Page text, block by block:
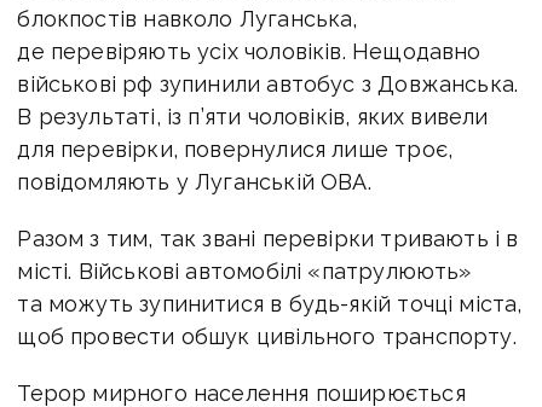
блокпостів навколо Луганська,
де перевіряють усіх чоловіків. Нещодавно
військові рф зупинили автобус з Довжанська.
В результаті, із п’яти чоловіків, яких вивели
для перевірки, повернулися лише троє,
повідомляють у Луганській ОВА.
Разом з тим, так звані перевірки тривають і в
місті. Військові автомобілі «патрулюють»
та можуть зупинитися в будь-якій точці міста,
щоб провести обшук цивільного транспорту.
Терор мирного населення поширюється